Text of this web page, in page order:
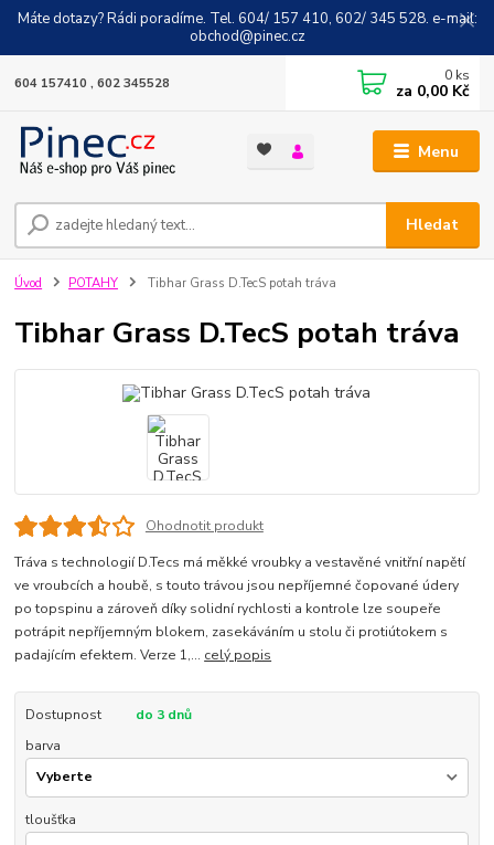
Máte dotazy? Rádi poradíme. Tel. 604/ 157 410, 602/ 345 528. e-mail:
obchod@pinec.cz
Menu
Hledat
604 157410 , 602 345528 0 ks
za 0,00 Kč
Úvod POTAHY Tibhar Grass D.TecS potah tráva
Tibhar Grass D.TecS potah tráva
Ohodnotit produkt
Tráva s technologií D.Tecs má měkké vroubky a vestavěné vnitřní napětí
ve vroubcích a houbě, s touto trávou jsou nepříjemné čopované údery
po topspinu a zároveň díky solidní rychlosti a kontrole lze soupeře
potrápit nepříjemným blokem, zasekáváním u stolu či protiútokem s
padajícím efektem. Verze 1,... celý popis
Dostupnost
do 3 dnů
barva
tloušťka